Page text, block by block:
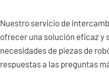
Nuestro servicio de
ofrecer una solución eficaz y
necesidades de piezas de
respuestas a las preguntas